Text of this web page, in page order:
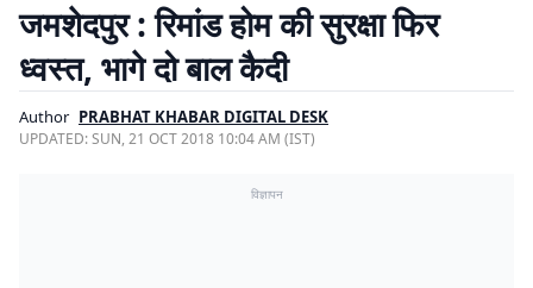
जमशेदपुर : रिमांड होम की सुरक्षा फिर
ध्वस्त, भागे दो बाल कैदी
Author PRABHAT KHABAR DIGITAL DESK
UPDATED:SUN, 21 OCT 2018 10:04 AM (IST)
विज्ञापन